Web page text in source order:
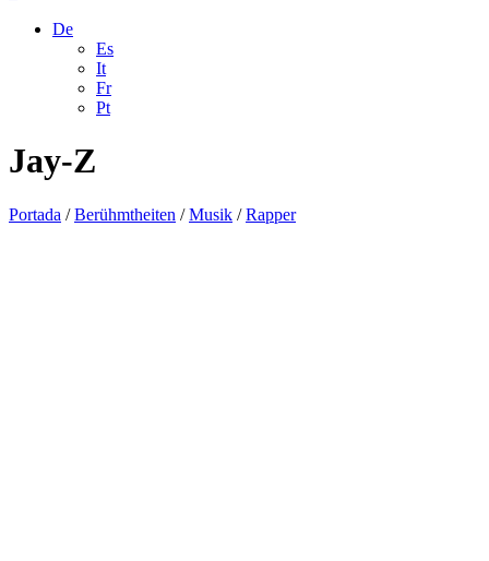
De
Es
It
Fr
Pt
Jay-Z
Portada /Berühmtheiten /Musik /Rapper